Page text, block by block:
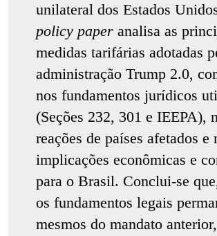
unilateral dos Estados
policy paper analisa as
medidas tarifárias adotadas
administração Trump 2.0,
nos fundamentos jurídicos
(Seções 232, 301 e IEEPA),
reações de países afetados e
implicações econômicas e
para o Brasil. Conclui-se
os fundamentos legais
mesmos do mandato